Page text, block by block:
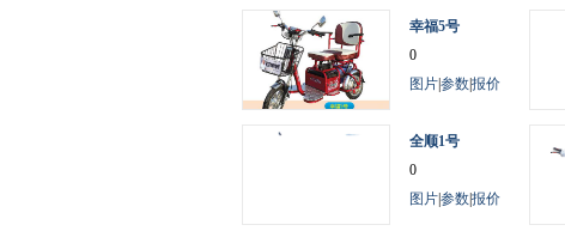
幸福5号
0
图片参数报价
全顺1号
0
图片参数报价